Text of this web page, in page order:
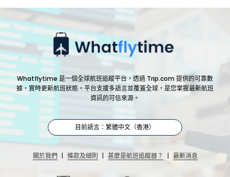
Whatflytime 是一個全球航班追蹤平台，透過 Trip.com 提供的可靠數
據，實時更新航班狀態。平台支援多語言並覆蓋全球，是您掌握最新航班
資訊的可信來源。
目前語言：繁體中文（香港）
關於我們 | 條款及細則 | 甚麼是航班追蹤器？ | 最新消息